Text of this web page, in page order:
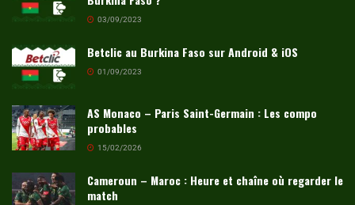
03/09/2023
Betclic au Burkina Faso sur Android & iOS
01/09/2023
AS Monaco – Paris Saint-Germain : Les compo
probables
15/02/2026
Cameroun – Maroc : Heure et chaîne où regarder le
match